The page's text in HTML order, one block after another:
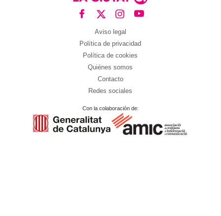
Aviso legal
Política de privacidad
Política de cookies
Quiénes somos
Contacto
Redes sociales
Con la colaboración de: